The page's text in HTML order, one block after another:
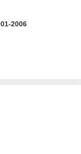
2006